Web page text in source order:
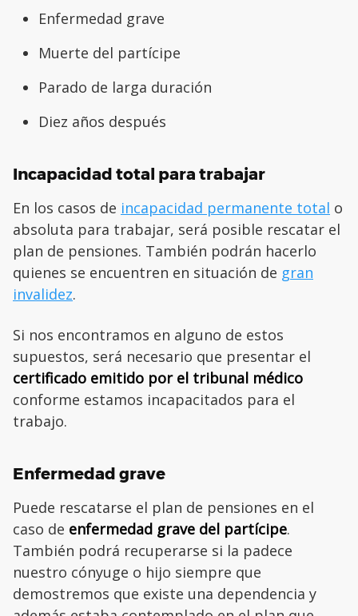
Enfermedad grave
Muerte del partícipe
Parado de larga duración
Diez años después
Incapacidad total para trabajar
En los casos de incapacidad permanente total o
absoluta para trabajar, será posible rescatar el
plan de pensiones. También podrán hacerlo
quienes se encuentren en situación de gran
invalidez.
Si nos encontramos en alguno de estos
supuestos, será necesario que presentar el
certificado emitido por el tribunal médico
conforme estamos incapacitados para el
trabajo.
Enfermedad grave
Puede rescatarse el plan de pensiones en el
caso de enfermedad grave del partícipe.
También podrá recuperarse si la padece
nuestro cónyuge o hijo siempre que
demostremos que existe una dependencia y